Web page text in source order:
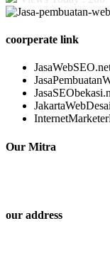
coorperate link
Our Mitra
our address